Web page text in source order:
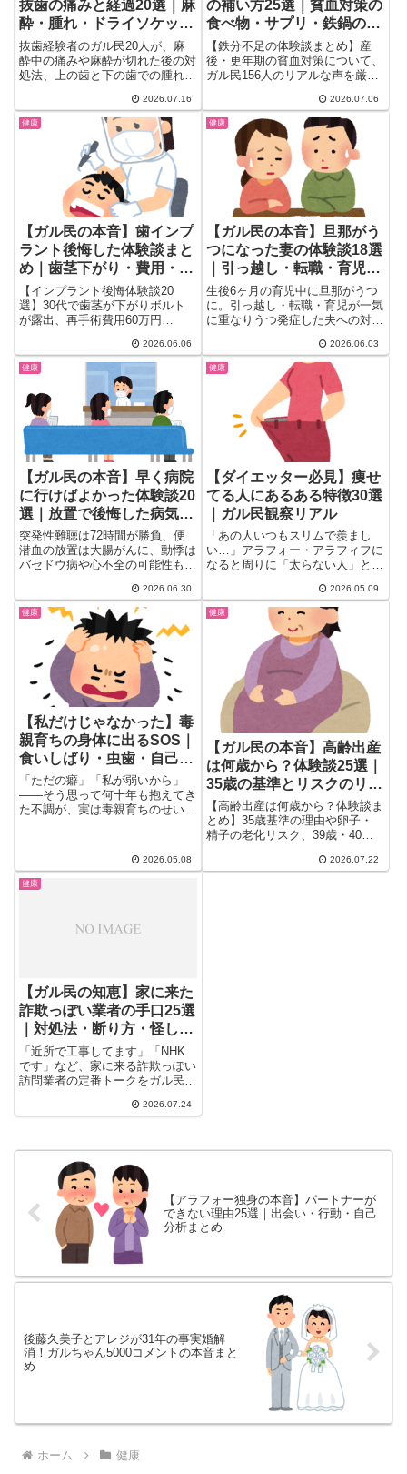
抜歯の痛みと経過20選｜麻
酔・腫れ・ドライソケット
対策まとめ
抜歯経験者のガル民20人が、麻
酔中の痛みや麻酔が切れた後の対
処法、上の歯と下の歯での腫れ方
餅ケアの方法まで本音で告白。抜
歯前に食べやすいものや年齢によ
る回復期間の違いもまとめまし
た。初めての抜歯が不安な人はぜ
ひ参考にしてください。
2026.07.16
の補い方25選｜貧血対策の
食べ物・サプリ・鉄鍋の効
果まで
【鉄分不足の体験談まとめ】産
後・更年期の貧血対策について、
ガル民156人のリアルな声を厳
リの選び方・鉄のフライパンの科
学的効果から、鉄剤の副作用や胃
痛対策まで、検索しても出てこな
いリアルな本音を一気にチェック
できます。
2026.07.06
健康
【ガル民の本音】歯インプ
ラント後悔した体験談まと
め｜歯茎下がり・費用・入
れ歯との比較
【インプラント後悔体験談20
選】30代で歯茎が下がりボルト
が露出、再手術費用60万円
談。費用の相場、歯医者の選び
方、入れ歯・ブリッジとの比較ま
で徹底まとめ。
2026.06.06
健康
【ガル民の本音】旦那がう
つになった妻の体験談18選
｜引っ越し・転職・育児が
重なった時の対処法まとめ
生後6ヶ月の育児中に旦那がうつ
に。引っ越し・転職・育児が一気
に重なりうつ発症した夫への対処
のお金の知恵、妻が共倒れしない
ための3つのポイントを18コメン
ト厳選。「鬱は引っ張られるから
気をつけて」など経験者の本音を
一気にチェック。
2026.06.03
健康
【ガル民の本音】早く病院
に行けばよかった体験談20
選｜放置で後悔した病気ま
とめ
突発性難聴は72時間が勝負、便
潜血の放置は大腸がんに、動悸は
バセドウ病や心不全の可能性も
悔したガル民の体験談を20件厳
選。歯医者・婦人科系・痔・粉
瘤・心臓・目の異変など、早く行
けばよかったと思った症状のリア
ルな声を一気にまとめました。
2026.06.30
健康
【ダイエッター必見】痩せ
てる人にあるある特徴30選
｜ガル民観察リアル
「あの人いつもスリムで羨まし
い…」アラフォー・アラフィフに
なると周りに「太らない人」と
2026.05.09
健康
【私だけじゃなかった】毒
親育ちの身体に出るSOS｜
食いしばり・虫歯・自己肯
定感ゼロ
「ただの癖」「私が弱いから」
――そう思って何十年も抱えてき
た不調が、実は毒親育ちのせいだ
2026.05.08
健康
【ガル民の本音】高齢出産
は何歳から？体験談25選｜
35歳の基準とリスクのリア
ル
【高齢出産は何歳から？体験談ま
とめ】35歳基準の理由や卵子・
精子の老化リスク、39歳・40代
厳選。科学的根拠から当事者の本
2026.07.22
健康
【ガル民の知恵】家に来た
詐欺っぽい業者の手口25選
｜対処法・断り方・怪しい
サインまとめ
「近所で工事してます」「NHK
です」など、家に来る詐欺っぽい
訪問業者の定番トークをガル民の
口・断り方・見分け方・インター
載。今日から使える防犯のコツも
紹介します。
2026.07.24
【アラフォー独身の本音】パートナーが
できない理由25選｜出会い・行動・自己
分析まとめ
後藤久美子とアレジが31年の事実婚解
消！ガルちゃん5000コメントの本音まと
め
ホーム 健康